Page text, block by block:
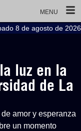
MENU
8 de agosto de 2026
luz en la
de La
amor y esperanza
un momento